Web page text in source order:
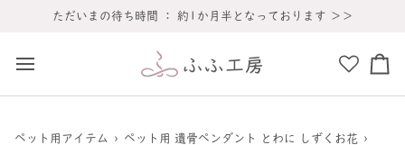
業のお知らせ ] 8月8日(土)～８月16日(日)までお休みをいただきます ＞
ただいまの待ち時間 ： 約1か月半となっております ＞＞
カ
ペット用アイテム › ペット用 遺骨ペンダント とわに しずくお花
›